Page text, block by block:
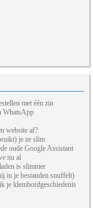
met één zin
WhatsApp
website af?
je ze slim
oude Google Assistant
nu al
is slimmer
in je bestanden snuffelt)
je klembordgeschiedenis